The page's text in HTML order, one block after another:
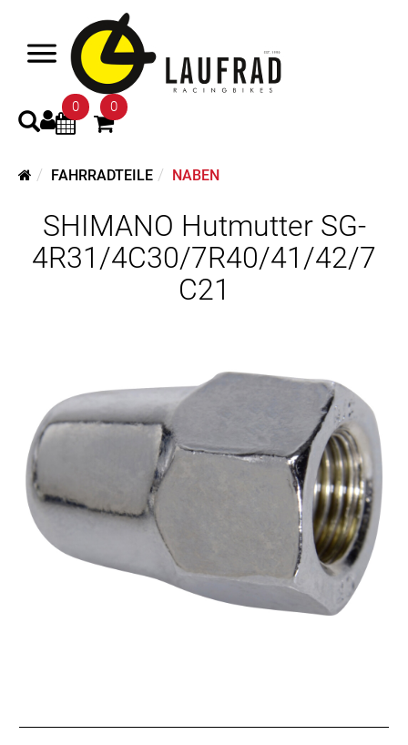
0 0
FAHRRADTEILE NABEN
SHIMANO Hutmutter SG-
4R31/4C30/7R40/41/42/7
C21